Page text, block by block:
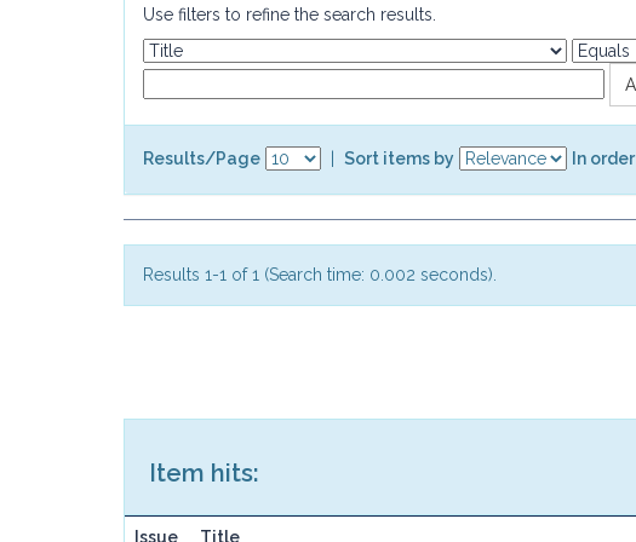
Use filters to refine the search results.
Results/Page Sort items by In order
Results 1-1 of 1 (Search time: 0.002 seconds).
Item hits:
Issue Title